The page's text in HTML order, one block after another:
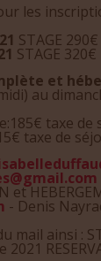
les
STAGE
STAGE
et
au
taxe de
taxe de
et
- Denis
mail ainsi :